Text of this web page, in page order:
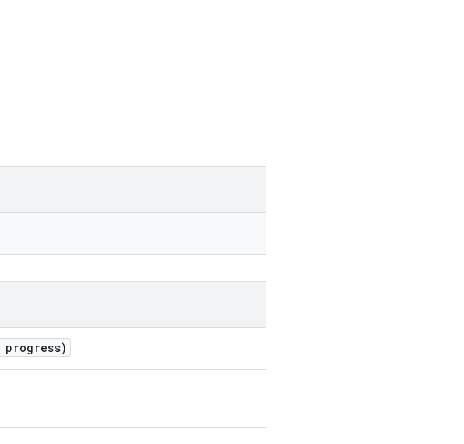
progress)